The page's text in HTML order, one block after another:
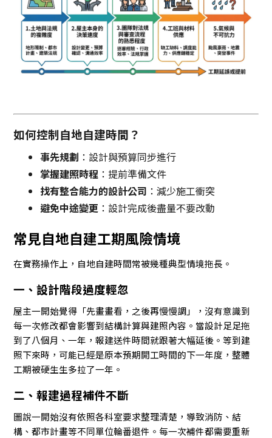
如何控制自地自建時間？
事先規劃 ：設計與預算同步進行
掌握建照時程 ：提前準備文件
找有整合能力的設計公司 ：減少施工衝突
避免中途變更 ：設計完成後盡量不要改動
常見自地自建工期風險情境
在實務操作上，自地自建時間常被幾種典型情境拖長。
一、設計階段過度輕忽
屋主一開始覺得「先畫畫看，之後再慢慢調」，沒有意識到
每一次修改都會影響到結構計算與建照內容。當設計足足拖
到了八個月、一年，報建送件時間就跟著大幅延後。等到建
照下來時，可能已經是原本預期開工時間的下一年度，整體
工期被硬生生多拉了一年。
二、報建過程補件不斷
圖說一開始沒有依照各科室要求整理清楚，導致消防、結
構、都市計畫等不同單位輪番退件。每一次補件都需要重新